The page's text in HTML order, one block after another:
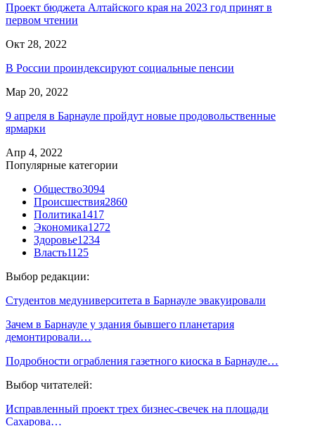
Проект бюджета Алтайского края на 2023 год принят в
первом чтении
Окт 28, 2022
В России проиндексируют социальные пенсии
Мар 20, 2022
9 апреля в Барнауле пройдут новые продовольственные
ярмарки
Апр 4, 2022
Популярные категории
Общество3094
Происшествия2860
Политика1417
Экономика1272
Здоровье1234
Власть1125
Выбор редакции:
Студентов медуниверситета в Барнауле эвакуировали
Зачем в Барнауле у здания бывшего планетария
демонтировали…
Подробности ограбления газетного киоска в Барнауле…
Выбор читателей:
Исправленный проект трех бизнес-свечек на площади
Сахарова…